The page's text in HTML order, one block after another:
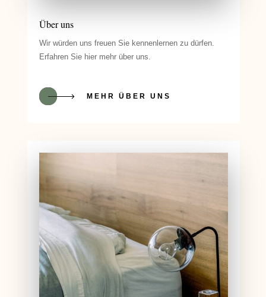
Über uns
Wir würden uns freuen Sie kennenlernen zu dürfen.
Erfahren Sie hier mehr über uns.
MEHR ÜBER UNS